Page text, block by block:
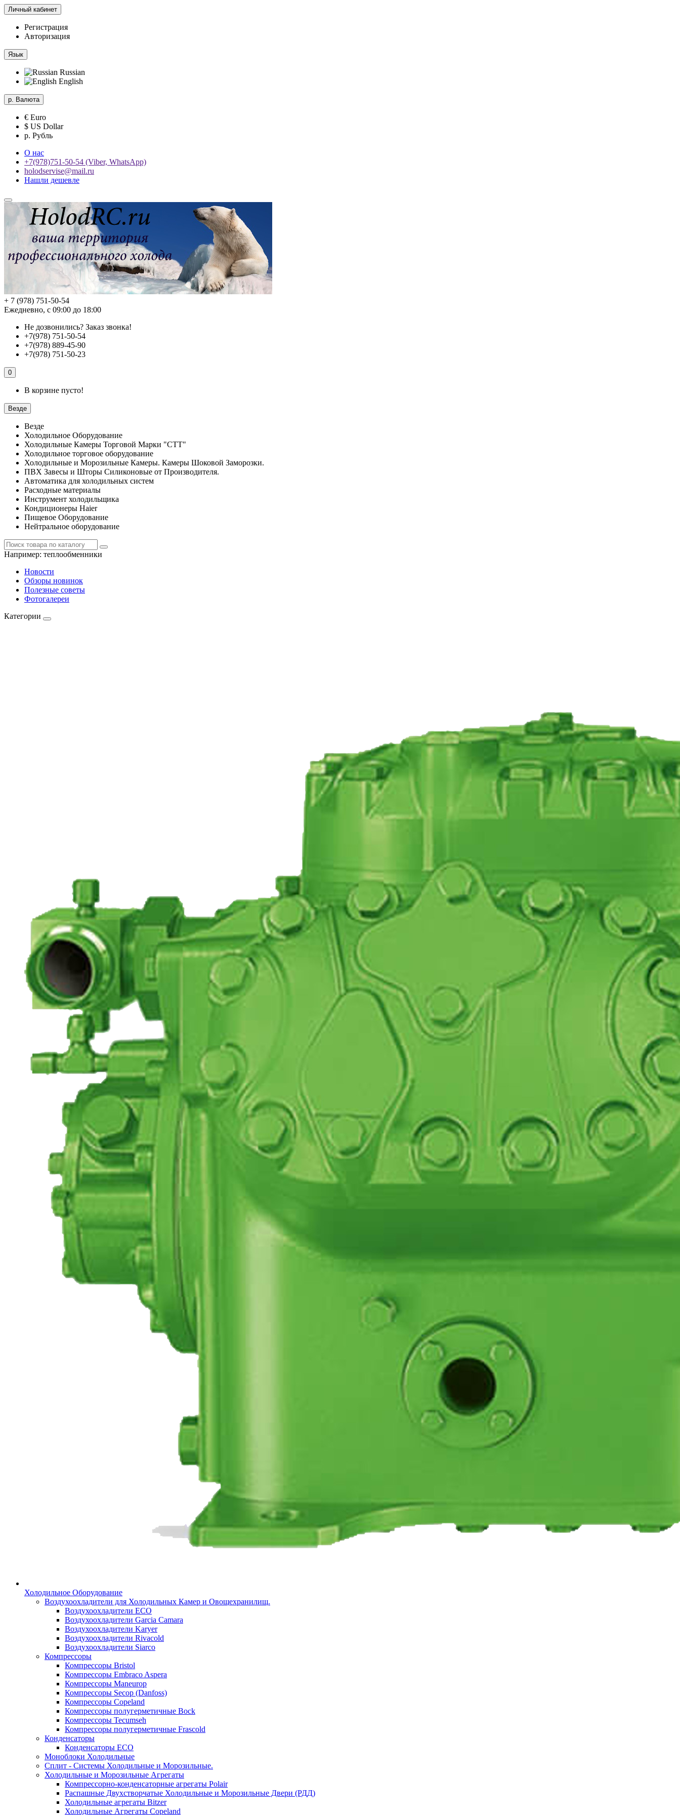
Личный кабинет
Регистрация
Авторизация
Язык
Russian
English
р. Валюта
€ Euro
$ US Dollar
р. Рубль
О нас
+7(978)751-50-54 (Viber, WhatsApp)
holodservise@mail.ru
Нашли дешевле
+ 7 (978) 751-50-54
Ежедневно, с 09:00 до 18:00
Не дозвонились? Заказ звонка!
+7(978) 751-50-54
+7(978) 889-45-90
+7(978) 751-50-23
0
В корзине пусто!
Везде
Везде
Холодильное Оборудование
Холодильные Камеры Торговой Марки "СТТ"
Холодильное торговое оборудование
Холодильные и Морозильные Камеры. Камеры Шоковой Заморозки.
ПВХ Завесы и Шторы Силиконовые от Производителя.
Автоматика для холодильных систем
Расходные материалы
Инструмент холодильщика
Кондиционеры Haier
Пищевое Оборудование
Нейтральное оборудование
Например: теплообменники
Новости
Обзоры новинок
Полезные советы
Фотогалереи
Категории
Холодильное Оборудование
Воздухоохладители для Холодильных Камер и Овощехранилищ.
Воздухоохладители ECO
Воздухоохладители Garcia Camara
Воздухоохладители Karyer
Воздухоохладители Rivacold
Воздухоохладители Siarco
Компрессоры
Компрессоры Bristol
Компрессоры Embraco Aspera
Компрессоры Maneurop
Компрессоры Secop (Danfoss)
Компрессоры Copeland
Компрессоры полугерметичные Bock
Компрессоры Tecumseh
Компрессоры полугерметичные Frascold
Конденсаторы
Конденсаторы ECO
Моноблоки Холодильные
Сплит - Системы Холодильные и Морозильные.
Холодильные и Морозильные Агрегаты
Компрессорно-конденсаторные агрегаты Polair
Распашные Двухстворчатые Холодильные и Морозильные Двери (РДД)
Холодильные агрегаты Bitzer
Холодильные Агрегаты Copeland